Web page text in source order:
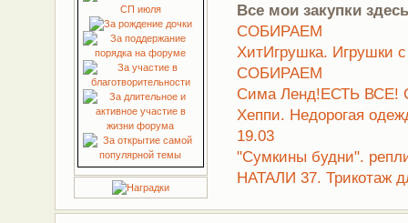
Все мои закупки
СОБИРАЕМ
ХитИгрушка. Игрушки
СОБИРАЕМ
Сима Ленд!ЕСТЬ ВСЕ!
Хеппи. Недорогая
19.03
"Сумкины будни".
НАТАЛИ 37. Трикотаж